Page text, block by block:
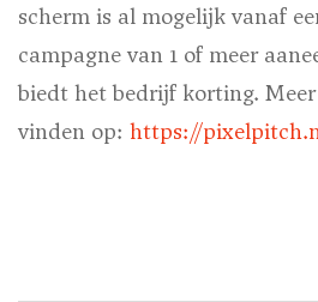
scherm is al mogelijk vanaf
campagne van 1 of meer
biedt het bedrijf korting.
vinden op: https://